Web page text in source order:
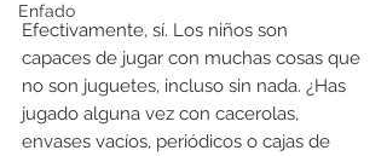
Enfado
Efectivamente, sí. Los niños son
capaces de jugar con muchas cosas que
no son juguetes, incluso sin nada. ¿Has
jugado alguna vez con cacerolas,
envases vacíos, periódicos o cajas de